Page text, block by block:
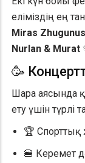
еліміздің ең
Miras
Nurlan & Murat
🥳
Шара аясында
ету үшін түрлі
🏆
🍔 Керемет